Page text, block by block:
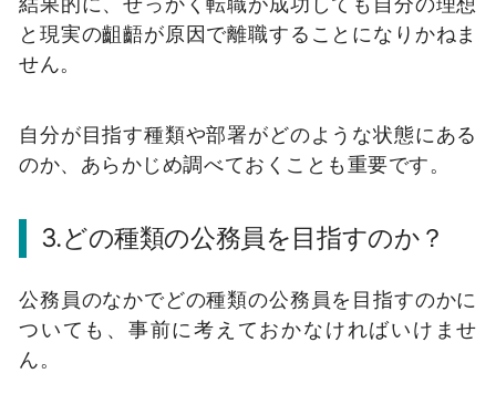
と現実の齟齬が原因で離職することになりかねま
せん。
自分が目指す種類や部署がどのような状態にある
のか、あらかじめ調べておくことも重要です。
3.どの種類の公務員を目指すのか？
公務員のなかでどの種類の公務員を目指すのかに
ついても、事前に考えておかなければいけませ
ん。